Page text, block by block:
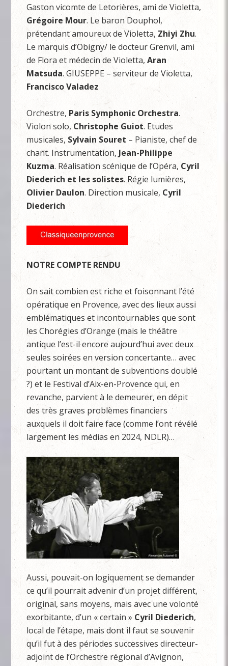
Gaston vicomte de Letorières, ami de Violetta,
Grégoire Mour. Le baron Douphol,
prétendant amoureux de Violetta, Zhiyi Zhu.
Le marquis d’Obigny/ le docteur Grenvil, ami
de Flora et médecin de Violetta,Aran
Matsuda. GIUSEPPE – serviteur de Violetta,
Francisco Valadez
Orchestre, Paris Symphonic Orchestra.
Violon solo, Christophe Guiot. Etudes
musicales, Sylvain Souret – Pianiste, chef de
chant. Instrumentation, Jean-Philippe
Kuzma. Réalisation scénique de l’Opéra,Cyril
Diederich et les solistes. Régie lumières,
Olivier Daulon. Direction musicale,Cyril
Diederich
NOTRE COMPTE RENDU
On sait combien est riche et foisonnant l’été
opératique en Provence, avec des lieux aussi
emblématiques et incontournables que sont
les Chorégies d’Orange (mais le théâtre
antique l’est-il encore aujourd’hui avec deux
seules soirées en version concertante… avec
pourtant un montant de subventions doublé
?) et le Festival d’Aix-en-Provence qui, en
revanche, parvient à le demeurer, en dépit
des très graves problèmes financiers
auxquels il doit faire face (comme l’ont révélé
largement les médias en 2024, NDLR)…
Aussi, pouvait-on logiquement se demander
ce qu’il pourrait advenir d’un projet différent,
original, sans moyens, mais avec une volonté
exorbitante, d’un « certain » Cyril Diederich,
local de l’étape, mais dont il faut se souvenir
qu’il fut à des périodes successives directeur-
adjoint de l’Orchestre régional d’Avignon,